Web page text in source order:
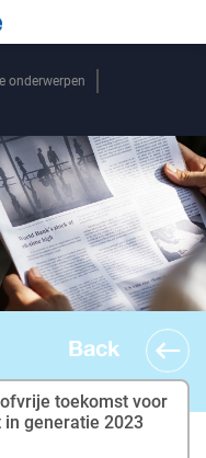
onderwerpen
Back
toekomst voor
generatie 2023